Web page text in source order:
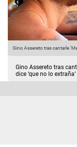
Gino Assereto tras cantarle
Gino Assereto tras
dice ‘que no lo extraña’